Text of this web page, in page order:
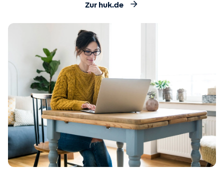
Zur huk.de